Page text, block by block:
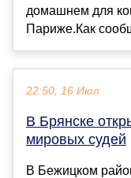
домашнем для
Париже.Как
22:50, 16 Июл
В Брянске
мировых судей
В Бежицком